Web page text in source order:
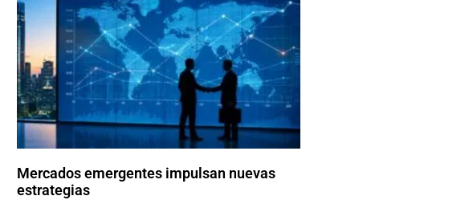
Mercados emergentes impulsan nuevas
estrategias